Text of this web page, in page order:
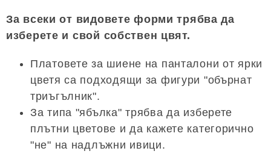
За всеки от видовете форми трябва да
изберете и свой собствен цвят.
Платовете за шиене на панталони от ярки
цветя са подходящи за фигури "обърнат
триъгълник".
За типа "ябълка" трябва да изберете
плътни цветове и да кажете категорично
"не" на надлъжни ивици.